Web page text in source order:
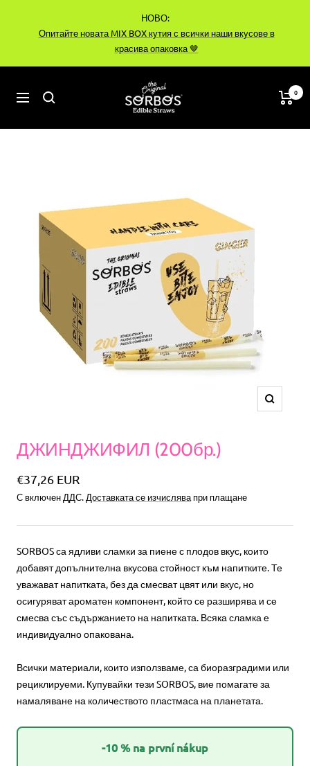
съдържанието
НОВО:
Опитайте новата MIX BOX кутия с всички наши вкусове в
красива опаковка 🤎
Навигация
0
ДЖИНДЖИФИЛ (200бр.)
Специална
цена
€37,26 EUR
С включен ДДС.Доставката се изчислявапри плащане
SORBOS са ядливи сламки за пиене с плодов вкус, които
добавят допълнителна вкусова стойност към напитките. Те
уважават напитката, без да смесват цвят или вкус, но
осигуряват ароматен компонент, който се разширява и се
смесва със съдържанието на напитката. Всяка сламка е
индивидуално опакована.
Всички материали, които използваме, са биоразградими или
рециклируеми. Купувайки тези SORBOS, вие помагате за
намаляване на количеството пластмаса на планетата.
-10 % na první nákup